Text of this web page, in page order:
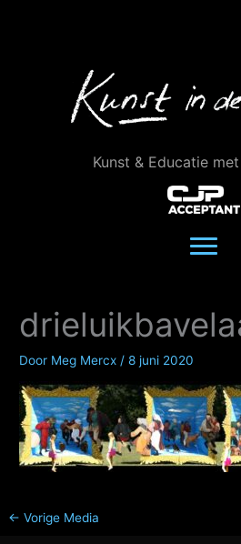
Kunst & Educatie
Door Meg Mercx /8 juni 2020
← Vorige Media